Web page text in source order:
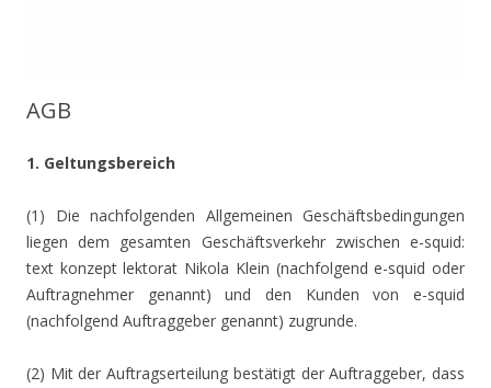
AGB
1. Geltungsbereich
(1) Die nachfolgenden Allgemeinen Geschäftsbedingungen
liegen dem gesamten Geschäftsverkehr zwischen e-squid:
text konzept lektorat Nikola Klein (nachfolgend e-squid oder
Auftragnehmer genannt) und den Kunden von e-squid
(nachfolgend Auftraggeber genannt) zugrunde.
(2) Mit der Auftragserteilung bestätigt der Auftraggeber, dass